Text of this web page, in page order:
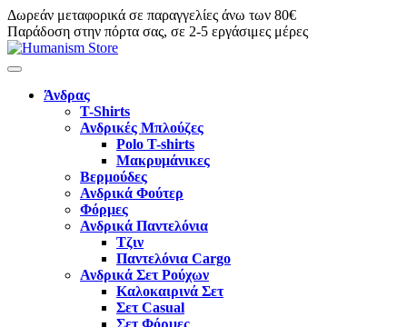
Δωρεάν μεταφορικά σε παραγγελίες άνω των 80€
Παράδοση στην πόρτα σας, σε 2-5 εργάσιμες μέρες
Άνδρας
T-Shirts
Ανδρικές Μπλούζες
Polo T-shirts
Μακρυμάνικες
Βερμούδες
Ανδρικά Φούτερ
Φόρμες
Ανδρικά Παντελόνια
Τζιν
Παντελόνια Cargo
Ανδρικά Σετ Ρούχων
Καλοκαιρινά Σετ
Σετ Casual
Σετ Φόρμες